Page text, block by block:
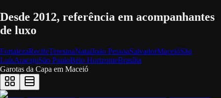
Desde 2012, referência em acompanhantes
de luxo
FortalezaRecifeTeresinaNatalJoão PessoaSalvadorMaceióSão
LuisAracajuSão PauloBelo HorizonteBrasília
Garotas da Capa em Maceió